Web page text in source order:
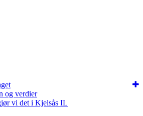
og verdier
vi det i Kjelsås IL